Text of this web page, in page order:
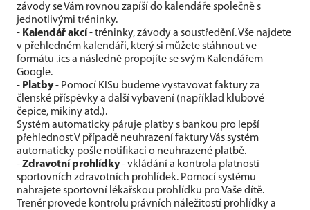
závody se Vám rovnou zapíší do kalendáře společně s
jednotlivými tréninky.
- Kalendář akcí- tréninky, závody a soustředění. Vše najdete
v přehledném kalendáři, který si můžete stáhnout ve
formátu .ics a následně propojíte se svým Kalendářem
Google.
- Platby- Pomocí KISu budeme vystavovat faktury za
členské příspěvky a další vybavení (například klubové
čepice, mikiny atd.).
Systém automaticky páruje platby s bankou pro lepší
přehlednost V případě neuhrazení faktury Vás systém
automaticky pošle notifikaci o neuhrazené platbě.
-Zdravotní prohlídky- vkládání a kontrola platnosti
sportovních zdravotních prohlídek. Pomocí systému
nahrajete sportovní lékařskou prohlídku pro Vaše dítě.
Trenér provede kontrolu právních náležitostí prohlídky a